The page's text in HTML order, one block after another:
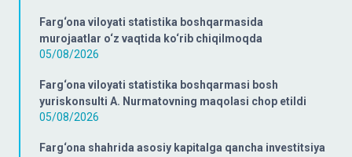
Farg‘ona viloyati statistika boshqarmasida
murojaatlar o‘z vaqtida ko‘rib chiqilmoqda
05/08/2026
Farg‘ona viloyati statistika boshqarmasi bosh
yuriskonsulti A. Nurmatovning maqolasi chop etildi
05/08/2026
Farg‘ona shahrida asosiy kapitalga qancha investitsiya